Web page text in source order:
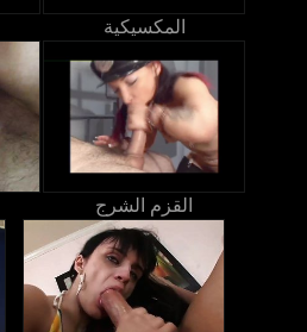
المكسيكية
القزم الشرج